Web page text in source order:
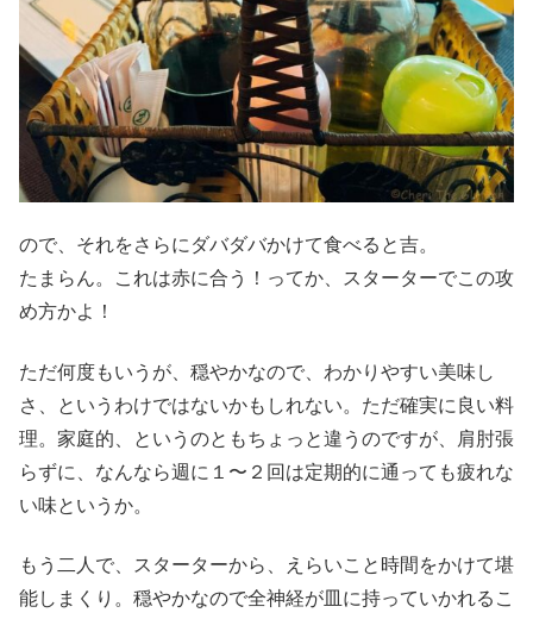
ので、それをさらにダバダバかけて食べると吉。
たまらん。これは赤に合う！ってか、スターターでこの攻
め方かよ！
ただ何度もいうが、穏やかなので、わかりやすい美味し
さ、というわけではないかもしれない。ただ確実に良い料
理。家庭的、というのともちょっと違うのですが、肩肘張
らずに、なんなら週に１〜２回は定期的に通っても疲れな
い味というか。
もう二人で、スターターから、えらいこと時間をかけて堪
能しまくり。穏やかなので全神経が皿に持っていかれるこ